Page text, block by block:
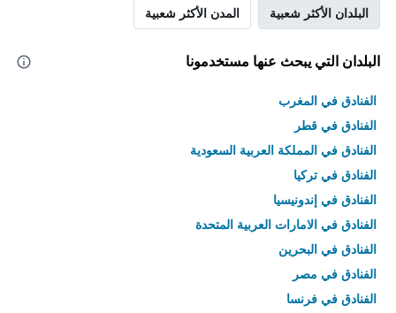
البلدان الأكثر شعبية المدن الأكثر شعبية
البلدان التي يبحث عنها مستخدمونا
الفنادق في المغرب
الفنادق في قطر
الفنادق في المملكة العربية السعودية
الفنادق في تركيا
الفنادق في إندونيسيا
الفنادق في الامارات العربية المتحدة
الفنادق في البحرين
الفنادق في مصر
الفنادق في فرنسا